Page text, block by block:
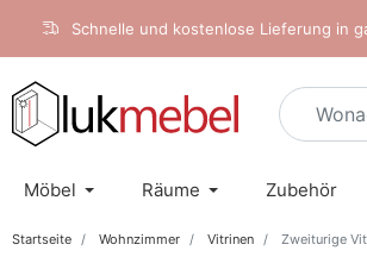
Schnelle und kostenlose Lieferung in
Möbel Räume Zubehör
Startseite Wohnzimmer Vitrinen Zweiturige